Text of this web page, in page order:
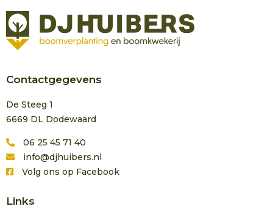
Contactgegevens
De Steeg 1
6669 DL Dodewaard
06 25 45 71 40
info@djhuibers.nl
Volg ons op Facebook
Links